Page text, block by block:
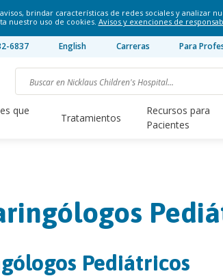
brindar características de redes sociales y analizar
nuestro uso de cookies. Avisos y exenciones de
6837 English Carreras Para
que
Tratamientos
Recursos para
Pacientes
Pediátricos